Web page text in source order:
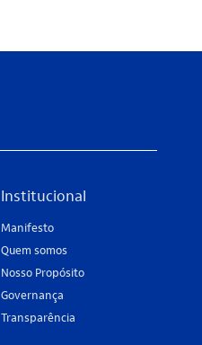
Institucional
Manifesto
Quem somos
Nosso Propósito
Governança
Transparência